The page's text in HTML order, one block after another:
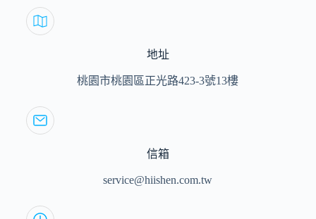
地址
桃園市桃園區正光路423-3號13樓
信箱
service@hiishen.com.tw